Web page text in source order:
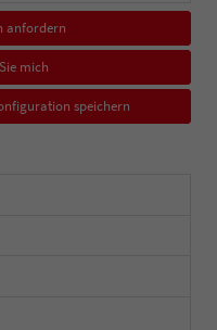
anfordern
mich
speichern